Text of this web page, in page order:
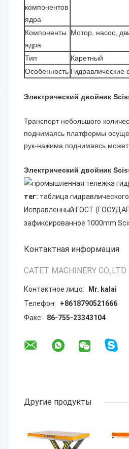
компонентов
ядра
Компоненты
ядра
Мотор, насос,
Тип
Каретный
Особенность Гидравлические
Электрический двойник
Транспорт небольшого
поднимаясь платформы
рук-нажима поднимаясь
Электрический двойник
тег: таблица
Исправленный ГОСТ
зафиксированное 1000mm
Контактная информация
CATET MACHINERY CO.,LTD
Контактное лицо:
Mr. kalai
Телефон:
+8618790521666
Факс:
86-755-23343104
Другие продукты